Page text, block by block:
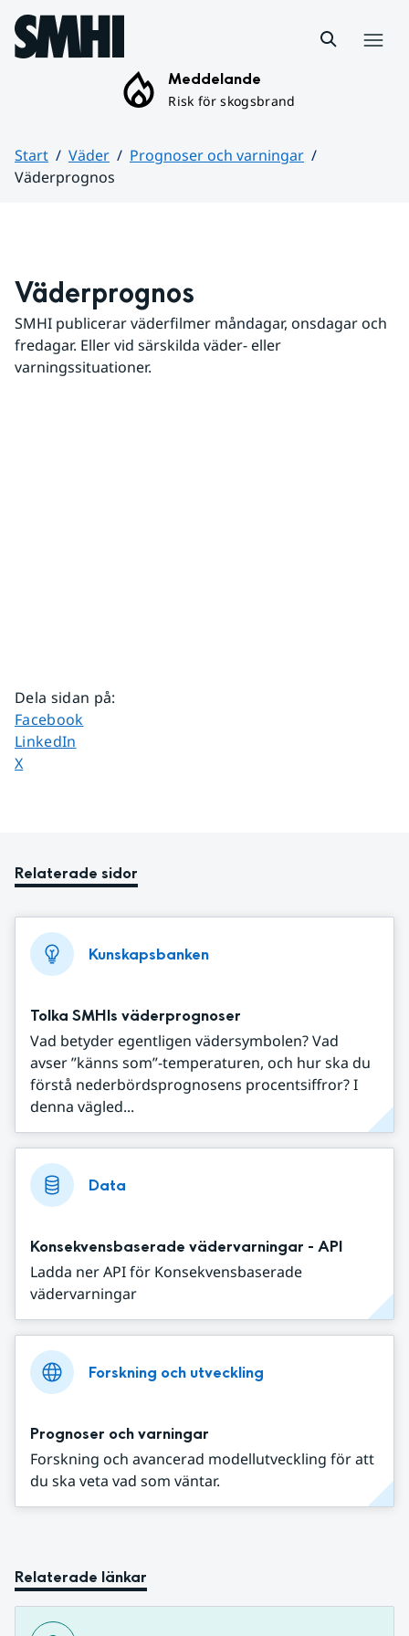
Hoppa till sidans innehåll
Meddelande
Risk för skogsbrand
Start Väder
Prognoser och varningar
Väderprognos
Väderprognos
SMHI publicerar väderfilmer måndagar, onsdagar och
fredagar. Eller vid särskilda väder- eller
varningssituationer.
Dela sidan på:
Dela sidan på
Facebook
Dela sidan på
LinkedIn
Dela sidan på
X
Relaterade sidor
Kunskapsbanken
Tolka SMHIs väderprognoser
Vad betyder egentligen vädersymbolen? Vad
avser ”känns som”-temperaturen, och hur ska du
förstå nederbördsprognosens procentsiffror? I
denna vägled...
Data
Konsekvensbaserade vädervarningar - API
Ladda ner API för Konsekvensbaserade
vädervarningar
Forskning och utveckling
Prognoser och varningar
Forskning och avancerad modellutveckling för att
du ska veta vad som väntar.
Relaterade länkar